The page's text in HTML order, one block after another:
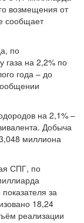
возмещения от
сообщает
по
газа на 2,2% по
года – до
на 2,1% –
Добыча
миллиона
СПГ, по
за
18,24
реализации